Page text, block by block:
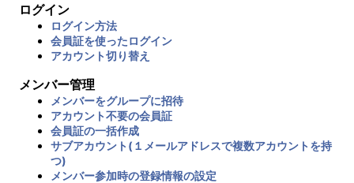
ログイン
ログイン方法
会員証を使ったログイン
アカウント切り替え
メンバー管理
メンバーをグループに招待
アカウント不要の会員証
会員証の一括作成
サブアカウント(１メールアドレスで複数アカウントを持
つ)
メンバー参加時の登録情報の設定